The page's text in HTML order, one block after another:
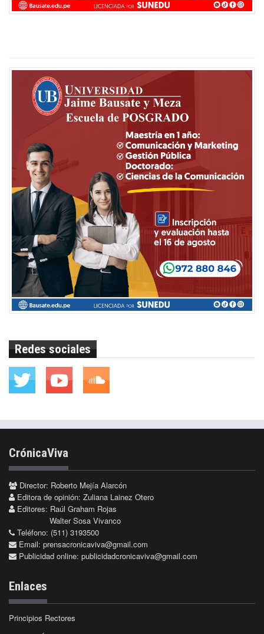
Redes sociales
CrónicaViva
Director: Roberto Mejía Alarcón
Editora de opinión: Zuliana Lainez Otero
Editores: Raúl Graham Rojas
Walter Sosa Vivanco
Teléfono: (511) 3193500
Email: prensacronicaviva@gmail.com
Publicidad online: publicidadcronicaviva@gmail.com
Enlaces
Principios Rectores